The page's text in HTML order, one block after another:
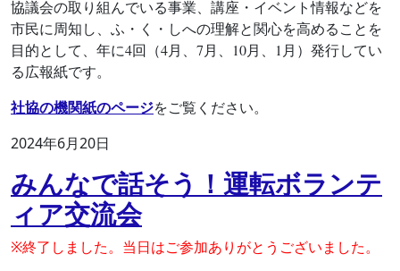
協議会の取り組んでいる事業、講座・イベント情報などを
市民に周知し、ふ・く・しへの理解と関心を高めることを
目的として、年に4回（4月、7月、10月、1月）発行してい
る広報紙です。
社協の機関紙のページをご覧ください。
2024年6月20日
みんなで話そう！運転ボランテ
ィア交流会
※終了しました。当日はご参加ありがとうございました。